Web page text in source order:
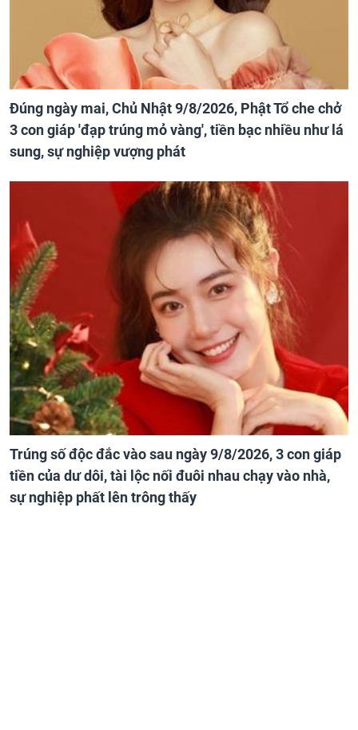
Đúng ngày mai, Chủ Nhật 9/8/2026, Phật Tổ che chở
3 con giáp 'đạp trúng mỏ vàng', tiền bạc nhiều như lá
sung, sự nghiệp vượng phát
Trúng số độc đắc vào sau ngày 9/8/2026, 3 con giáp
tiền của dư dôi, tài lộc nối đuôi nhau chạy vào nhà,
sự nghiệp phất lên trông thấy